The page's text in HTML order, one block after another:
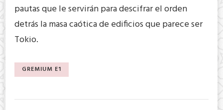
pautas que le servirán para descifrar el orden
detrás la masa caótica de edificios que parece ser
Tokio.
GREMIUM E1